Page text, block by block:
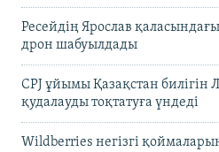
Ресейдің Ярослав
дрон шабуылдады
CPJ ұйымы Қазақстан
қудалауды тоқтатуға үндеді
Wildberries негізгі